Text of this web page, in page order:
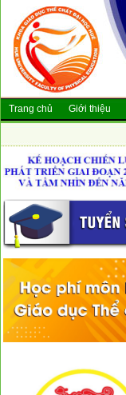
Trang chủ Giới thiệu